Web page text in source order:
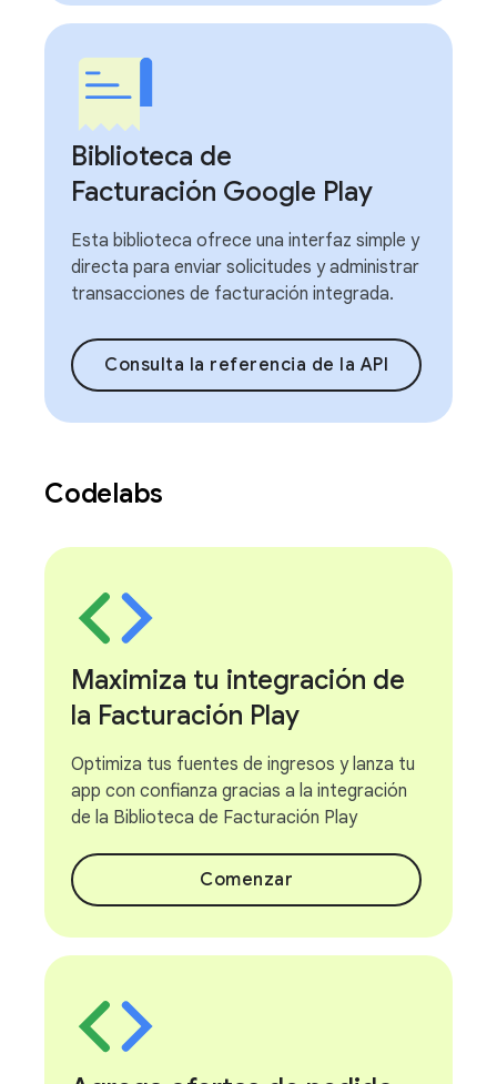
Biblioteca de
Facturación Google Play
Esta biblioteca ofrece una interfaz simple y
directa para enviar solicitudes y administrar
transacciones de facturación integrada.
Consulta la referencia de la API
Codelabs
Maximiza tu integración de
la Facturación Play
Optimiza tus fuentes de ingresos y lanza tu
app con confianza gracias a la integración
de la Biblioteca de Facturación Play
Comenzar